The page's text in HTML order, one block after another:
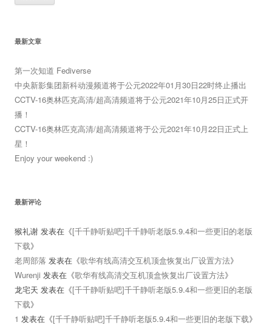
最新文章
第一次知道 Fediverse
中央新影集团新科动漫频道将于公元2022年01月30日22时终止播出
CCTV-16奥林匹克高清/超高清频道将于公元2021年10月25日正式开
播！
CCTV-16奥林匹克高清/超高清频道将于公元2021年10月22日正式上
星！
Enjoy your weekend :)
最新评论
猴礼谢 发表在《[千千静听贴吧]千千静听老版5.9.4和一些更旧的老版
下载》
老周部落 发表在《歌华有线高清交互机顶盒恢复出厂设置方法》
Wurenji 发表在《歌华有线高清交互机顶盒恢复出厂设置方法》
龙宅天 发表在《[千千静听贴吧]千千静听老版5.9.4和一些更旧的老版
下载》
1 发表在《[千千静听贴吧]千千静听老版5.9.4和一些更旧的老版下载》